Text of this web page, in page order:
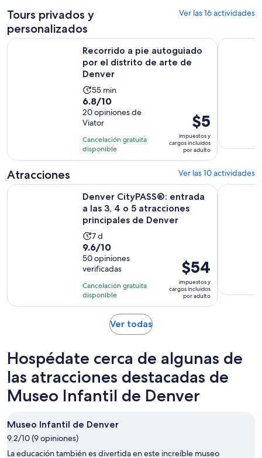
por
persona
Tours privados y
personalizados
Ver las 16 actividades
Recorrido a pie autoguiado
por el distrito de arte de
Denver
La
actividad
dura
55
minutos
55 min
6.8
de
10
con
20
opiniones
6.8/10
20 opiniones de
Viator
Cancelación gratuita
disponible
El
precio
es
de
por
adulto
$5
impuestos y
cargos incluidos
por adulto
Recorrido a pie autoguiado por el distrito de arte de Denver
Denver:
Atracciones Ver las 10 actividades
Denver CityPASS®: entrada
a las 3, 4 o 5 atracciones
principales de Denver
La
actividad
dura
7
días
7 d
9.6
de
10
con
50
opiniones
9.6/10
50 opiniones
verificadas
Cancelación gratuita
disponible
El
precio
es
de
$54
impuestos y
cargos incluidos
por adulto
Denver CityPASS®: entrada a las 3, 4 o 5 atraccionesEntrada
Ver todasSe
una
nueva
pestaña
Hospédate cerca de algunas de
las atracciones destacadas de
Museo Infantil de Denver
Museo Infantil de Denver
9.2/10 (9 opiniones)
La educación también es divertida en este increíble museo